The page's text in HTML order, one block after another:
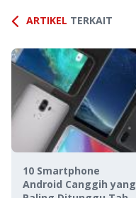
ARTIKEL TERKAIT
10 Smartphone
Android Canggih yang